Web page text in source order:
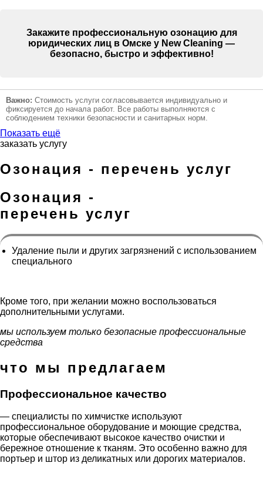
Закажите профессиональную озонацию для
юридических лиц в Омске у New Cleaning —
безопасно, быстро и эффективно!
Важно: Стоимость услуги согласовывается индивидуально и
фиксируется до начала работ. Все работы выполняются с
соблюдением техники безопасности и санитарных норм.
Показать ещё
заказать услугу
Озонация - перечень услуг
Озонация -
перечень услуг
Удаление пыли и других загрязнений с использованием
специального
Кроме того, при желании можно воспользоваться
дополнительными услугами.
мы используем только безопасные профессиональные
средства
что мы предлагаем
Профессиональное качество
— специалисты по химчистке используют
профессиональное оборудование и моющие средства,
которые обеспечивают высокое качество очистки и
бережное отношение к тканям. Это особенно важно для
портьер и штор из деликатных или дорогих материалов.